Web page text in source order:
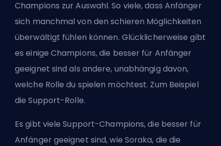
Champions zur Auswahl. So viele, dass Anfänger
sich manchmal von den schieren Möglichkeiten
überwältigt fühlen können. Glücklicherweise gibt
es einige Champions, die besser für Anfänger
geeignet sind als andere, unabhängig davon,
welche Rolle du spielen möchtest. Zum Beispiel
dieSupport-Rolle.
Es gibt viele Support-Champions, die besser für
Anfänger geeignet sind, wie Soraka, die die